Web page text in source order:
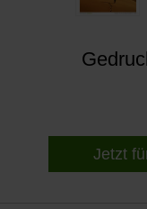
Jetzt